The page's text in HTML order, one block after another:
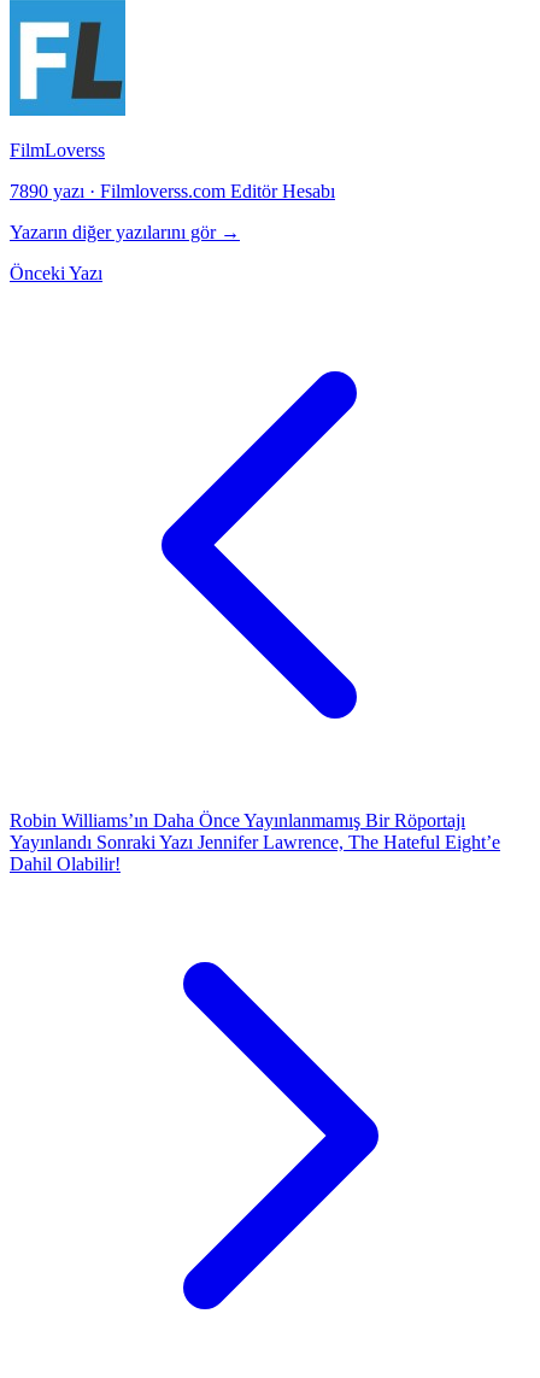
FilmLoverss
7890 yazı · Filmloverss.com Editör Hesabı
Yazarın diğer yazılarını gör →
Önceki Yazı
Robin Williams’ın Daha Önce Yayınlanmamış Bir Röportajı
Yayınlandı Sonraki Yazı Jennifer Lawrence, The Hateful Eight’e
Dahil Olabilir!